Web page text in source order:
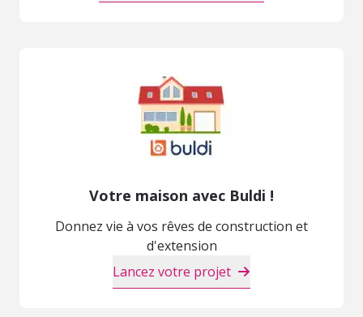
Votre maison avec Buldi !
Donnez vie à vos rêves de construction et
d'extension
Lancez votre projet